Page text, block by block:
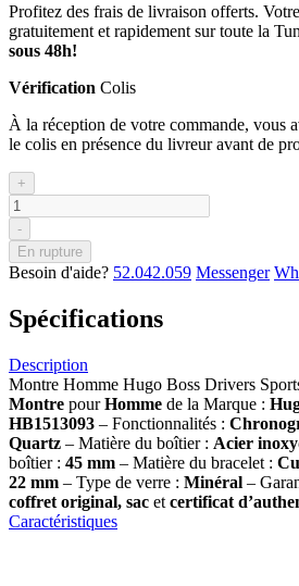
Profitez des frais de livraison offerts.
gratuitement et rapidement sur toute la
sous 48h!
Vérification Colis
À la réception de votre commande, vous
le colis en présence du livreur avant de
+
-
En rupture
Besoin d'aide? 52.042.059 Messenger
Spécifications
Description
Montre Homme Hugo Boss Drivers
Montre pourHomme de la Marque :
HB1513093 – Fonctionnalités :
Quartz – Matière du boîtier : Acier
boîtier : 45 mm – Matière du bracelet :
22 mm – Type de verre : Minéral –
coffret original, sac et certificat
Caractéristiques